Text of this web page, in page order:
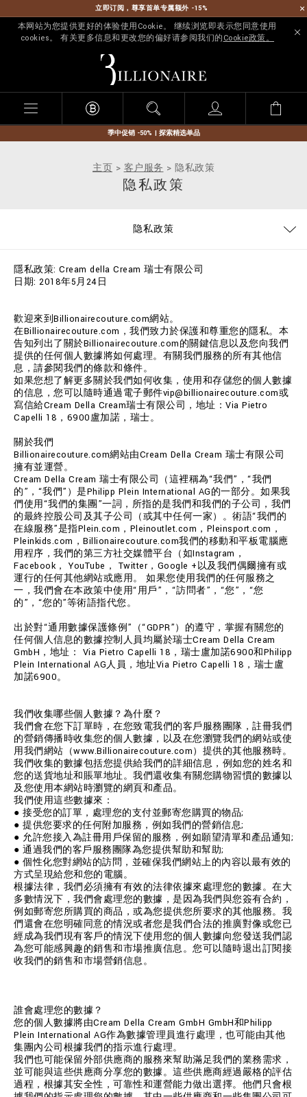
立即订阅，尊享首单专属额外 -15%
本网站为您提供更好的体验使用Cookie。 继续浏览即表示您同意使用
cookies。 有关更多信息和更改您的偏好请参阅我们的 Cookie政策。
l
l
o
r
季中促销 -50% | 探索精选单品
主页 客户服务 隐私政策
隐私政策
隐私政策
隱私政策: Cream della Cream 瑞士有限公司
日期: 2018年5月24日
歡迎來到Billionairecouture.com網站。
在Billionairecouture.com，我們致力於保護和尊重您的隱私。本
告知列出了關於Billionairecouture.com的關鍵信息以及您向我們
提供的任何個人數據將如何處理。有關我們服務的所有其他信
息，請參閱我們的條款和條件。
如果您想了解更多關於我們如何收集，使用和存儲您的個人數據
的信息，您可以隨時通過電子郵件vip@billionairecouture.com或
寫信給Cream Della Cream瑞士有限公司，地址：Via Pietro
Capelli 18，6900盧加諾，瑞士。
關於我們
Billionairecouture.com網站由Cream Della Cream 瑞士有限公司
擁有並運營。
Cream Della Cream 瑞士有限公司（這裡稱為“我們”，“我們
的”，“我們”）是Philipp Plein International AG的一部分。如果我
們使用“我們的集團”一詞，所指的是我們和我們的子公司，我們
的最終控股公司及其子公司（或其中任何一家）。術語“我們的
在線服務”是指Plein.com，Pleinoutlet.com，Pleinsport.com，
Pleinkids.com，Billionairecouture.com我們的移動和平板電腦應
用程序，我們的第三方社交媒體平台（如Instagram，
Facebook， YouTube， Twitter，Google +以及我們偶爾擁有或
運行的任何其他網站或應用。 如果您使用我們的任何服務之
一，我們會在本政策中使用“用戶”，“訪問者”，“您”，“您
的”，“您的”等術語指代您。
出於對“通用數據保護條例”（“GDPR”）的遵守，掌握有關您的
任何個人信息的數據控制人員均屬於瑞士Cream Della Cream
GmbH，地址： Via Pietro Capelli 18，瑞士盧加諾6900和Philipp
Plein International AG人員，地址Via Pietro Capelli 18，瑞士盧
加諾6900。
我們收集哪些個人數據？為什麼？
我們會在您下訂單時，在您致電我們的客戶服務團隊，註冊我們
的營銷傳播時收集您的個人數據，以及在您瀏覽我們的網站或使
用我們網站（www.Billionairecouture.com）提供的其他服務時。
我們收集的數據包括您提供給我們的詳細信息，例如您的姓名和
您的送貨地址和賬單地址。我們還收集有關您購物習慣的數據以
及您使用本網站時瀏覽的網頁和產品。
我們使用這些數據來：
● 接受您的訂單，處理您的支付並郵寄您購買的物品;
● 提供您要求的任何附加服務，例如我們的營銷信息;
● 允許您接入為註冊用戶保留的服務，例如願望清單和產品通知;
● 通過我們的客戶服務團隊為您提供幫助和幫助;
● 個性化您對網站的訪問，並確保我們網站上的內容以最有效的
方式呈現給您和您的電腦。
根據法律，我們必須擁有有效的法律依據來處理您的數據。在大
多數情況下，我們會處理您的數據，是因為我們與您簽有合約，
例如郵寄您所購買的商品，或為您提供您所要求的其他服務。我
們還會在您明確同意的情況或者您是我們合法的推廣對像或您已
經成為我們現有客戶的情況下使用您的個人數據向您發送我們認
為您可能感興趣的銷售和市場推廣信息。您可以隨時退出訂閱接
收我們的銷售和市場營銷信息。
誰會處理您的數據？
您的個人數據將由Cream Della Cream GmbH GmbH和Philipp
Plein International AG作為數據管理員進行處理，也可能由其他
集團內公司根據我們的指示進行處理。
我們也可能保留外部供應商的服務來幫助滿足我們的業務需求，
並可能與這些供應商分享您的數據。這些供應商經過嚴格的評估
過程，根據其安全性，可靠性和運營能力做出選擇。他們只會根